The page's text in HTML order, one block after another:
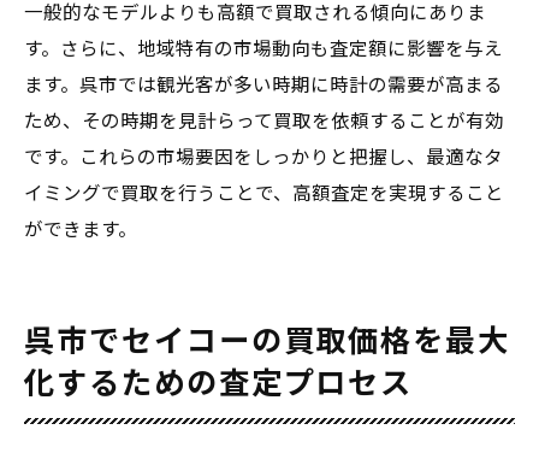
一般的なモデルよりも高額で買取される傾向にありま
す。さらに、地域特有の市場動向も査定額に影響を与え
ます。呉市では観光客が多い時期に時計の需要が高まる
ため、その時期を見計らって買取を依頼することが有効
です。これらの市場要因をしっかりと把握し、最適なタ
イミングで買取を行うことで、高額査定を実現すること
ができます。
呉市でセイコーの買取価格を最大
化するための査定プロセス